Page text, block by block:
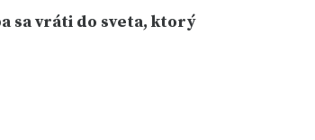
sa vráti do sveta, ktorý